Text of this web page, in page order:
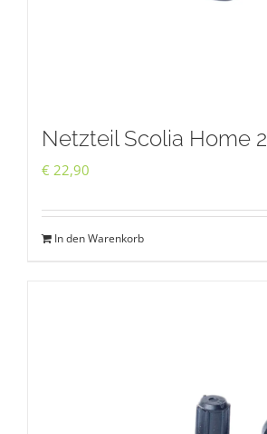
Netzteil Scolia Home 2
€ 22,90
In den Warenkorb